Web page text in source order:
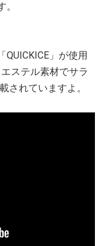
」が使用
ステル素材でサラ
されていますよ。